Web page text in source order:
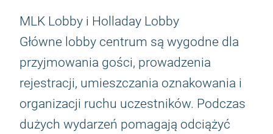
MLK Lobby i Holladay Lobby
Główne lobby centrum są wygodne dla
przyjmowania gości, prowadzenia
rejestracji, umieszczania oznakowania i
organizacji ruchu uczestników. Podczas
dużych wydarzeń pomagają odciążyć